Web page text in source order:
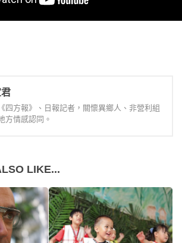
四方報》、日報記者，關懷異鄉人、非營利組
方情感認同。
LIKE...